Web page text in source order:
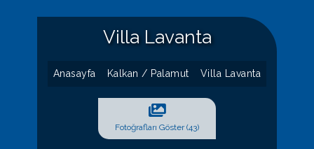
Fırsatlar
Villa Lavanta
Anasayfa Kalkan / Palamut Villa Lavanta
Fotoğrafları Göster (43)